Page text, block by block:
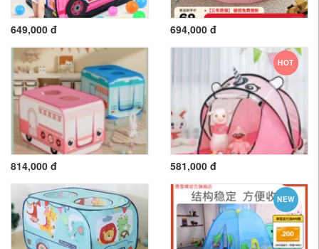
649,000 đ 694,000 đ
814,000 đ
HOT
581,000 đ
NEW